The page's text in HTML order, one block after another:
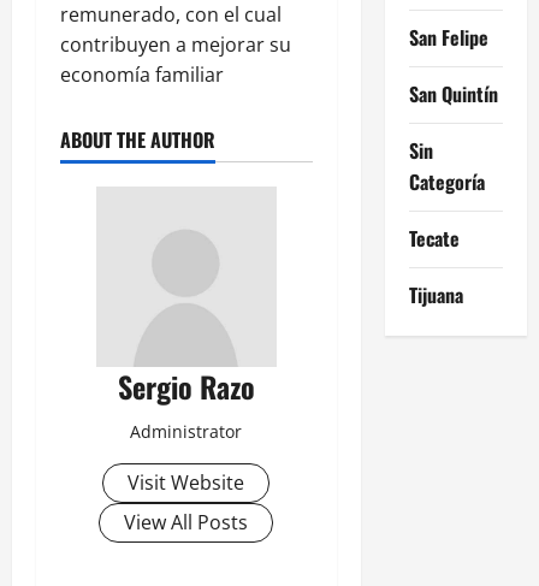
remunerado, con el cual
contribuyen a mejorar su
economía familiar
ABOUT THE AUTHOR
Sergio Razo
Administrator
Visit Website
View All Posts
San Felipe
San Quintín
Sin
Categoría
Tecate
Tijuana